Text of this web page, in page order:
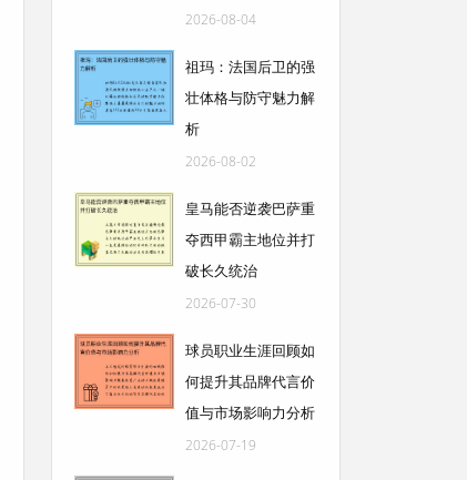
2026-08-04
祖玛：法国后卫的强
壮体格与防守魅力解
析
2026-08-02
皇马能否逆袭巴萨重
夺西甲霸主地位并打
破长久统治
2026-07-30
球员职业生涯回顾如
何提升其品牌代言价
值与市场影响力分析
2026-07-19